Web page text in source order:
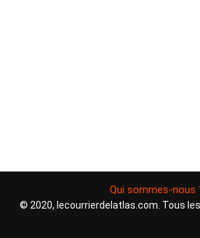
Qui sommes-nous
© 2020, lecourrierdelatlas.com. Tous